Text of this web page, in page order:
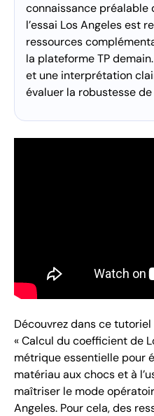
connaissance préalable
l’essai Los Angeles est
ressources
la plateforme TP
et une interprétation
évaluer la robustesse
Découvrez dans ce
« Calcul du coefficient de
métrique essentielle pour
matériau aux chocs et à
maîtriser le mode
Angeles. Pour cela, des